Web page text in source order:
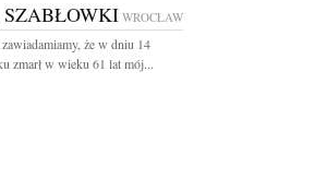
WROCŁAW
że w dniu 14
zmarł w wieku 61 lat mój...